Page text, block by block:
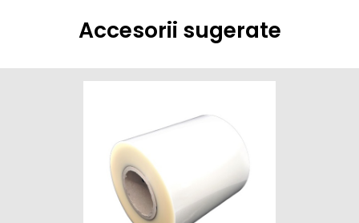
Accesorii sugerate